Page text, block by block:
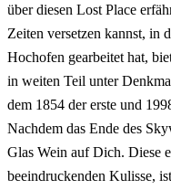
über diesen Lost Place
Zeiten versetzen kannst, in
Hochofen gearbeitet hat,
in weiten Teil unter
dem 1854 der erste und
Nachdem das Ende des
Glas Wein auf Dich. Diese
beeindruckenden Kulisse,